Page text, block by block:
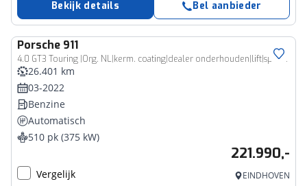
Bekijk details Bel aanbieder
Porsche 911
4.0 GT3 Touring |Org. NL|kerm. coating|dealer onderhouden|lift|sport chrono|18-voudig|Bose|stoelverwarming|
26.401 km
03-2022
Benzine
Automatisch
510 pk (375 kW)
221.990,-
Vergelijk EINDHOVEN